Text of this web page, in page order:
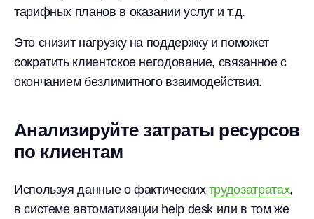
тарифных планов в оказании услуг и т.д.
Это снизит нагрузку на поддержку и поможет
сократить клиентское негодование, связанное с
окончанием безлимитного взаимодействия.
Анализируйте затраты ресурсов
по клиентам
Используя данные о фактических трудозатратах,
в системе автоматизации help desk или в том же